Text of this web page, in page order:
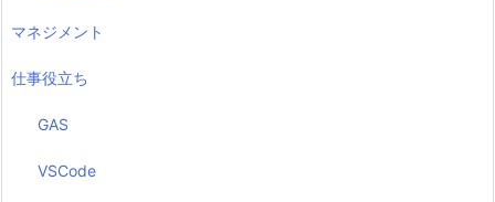
マネジメント
仕事役立ち
GAS
VSCode